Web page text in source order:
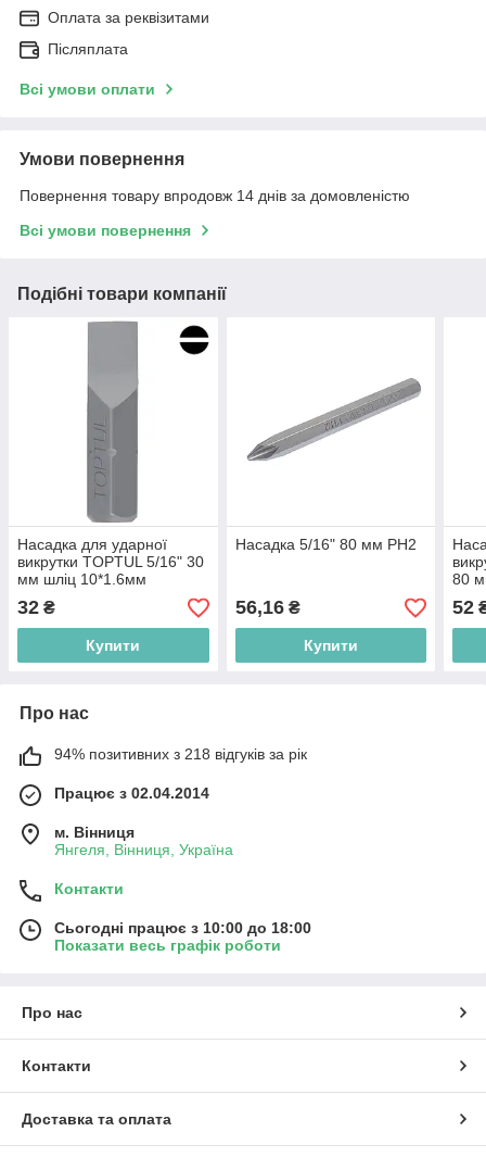
Оплата за реквізитами
Післяплата
Всі умови оплати
Умови повернення
Повернення товару впродовж 14 днів за домовленістю
Всі умови повернення
Подібні товари компанії
Насадка для ударної
викрутки TOPTUL 5/16" 30
мм шліц 10*1.6мм
FSAA1010
32 ₴
Купити
Насадка 5/16" 80 мм РН2
56,16₴
Купити
80
52
Про нас
94% позитивних з 218 відгуків за рік
Працює з 02.04.2014
м. Вінниця
Янгеля, Вінниця, Україна
Контакти
Сьогодні працює з 10:00 до 18:00
Показати весь графік роботи
Про нас
Контакти
Доставка та оплата